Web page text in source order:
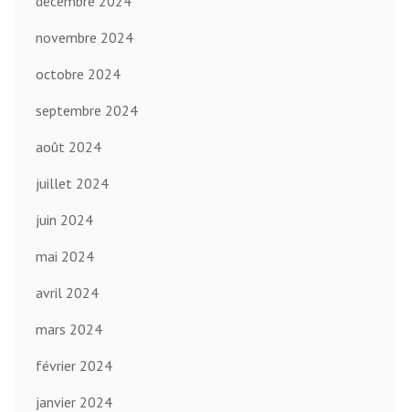
novembre 2024
octobre 2024
septembre 2024
août 2024
juillet 2024
juin 2024
mai 2024
avril 2024
mars 2024
février 2024
janvier 2024